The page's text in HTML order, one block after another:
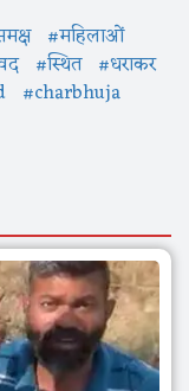
#महिलाओं
#स्थित #धराकर
#charbhuja